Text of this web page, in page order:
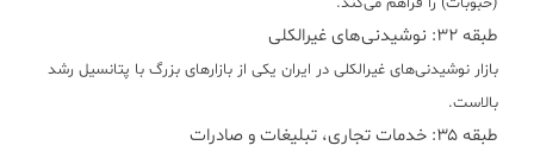
طبقه ۳۲: نوشیدنی‌های غیرالکلی
بازار نوشیدنی‌های غیرالکلی در ایران یکی از بازارهای بزرگ با پتانسیل رشد
بالاست.
طبقه ۳۵: خدمات تجاری، تبلیغات و صادرات